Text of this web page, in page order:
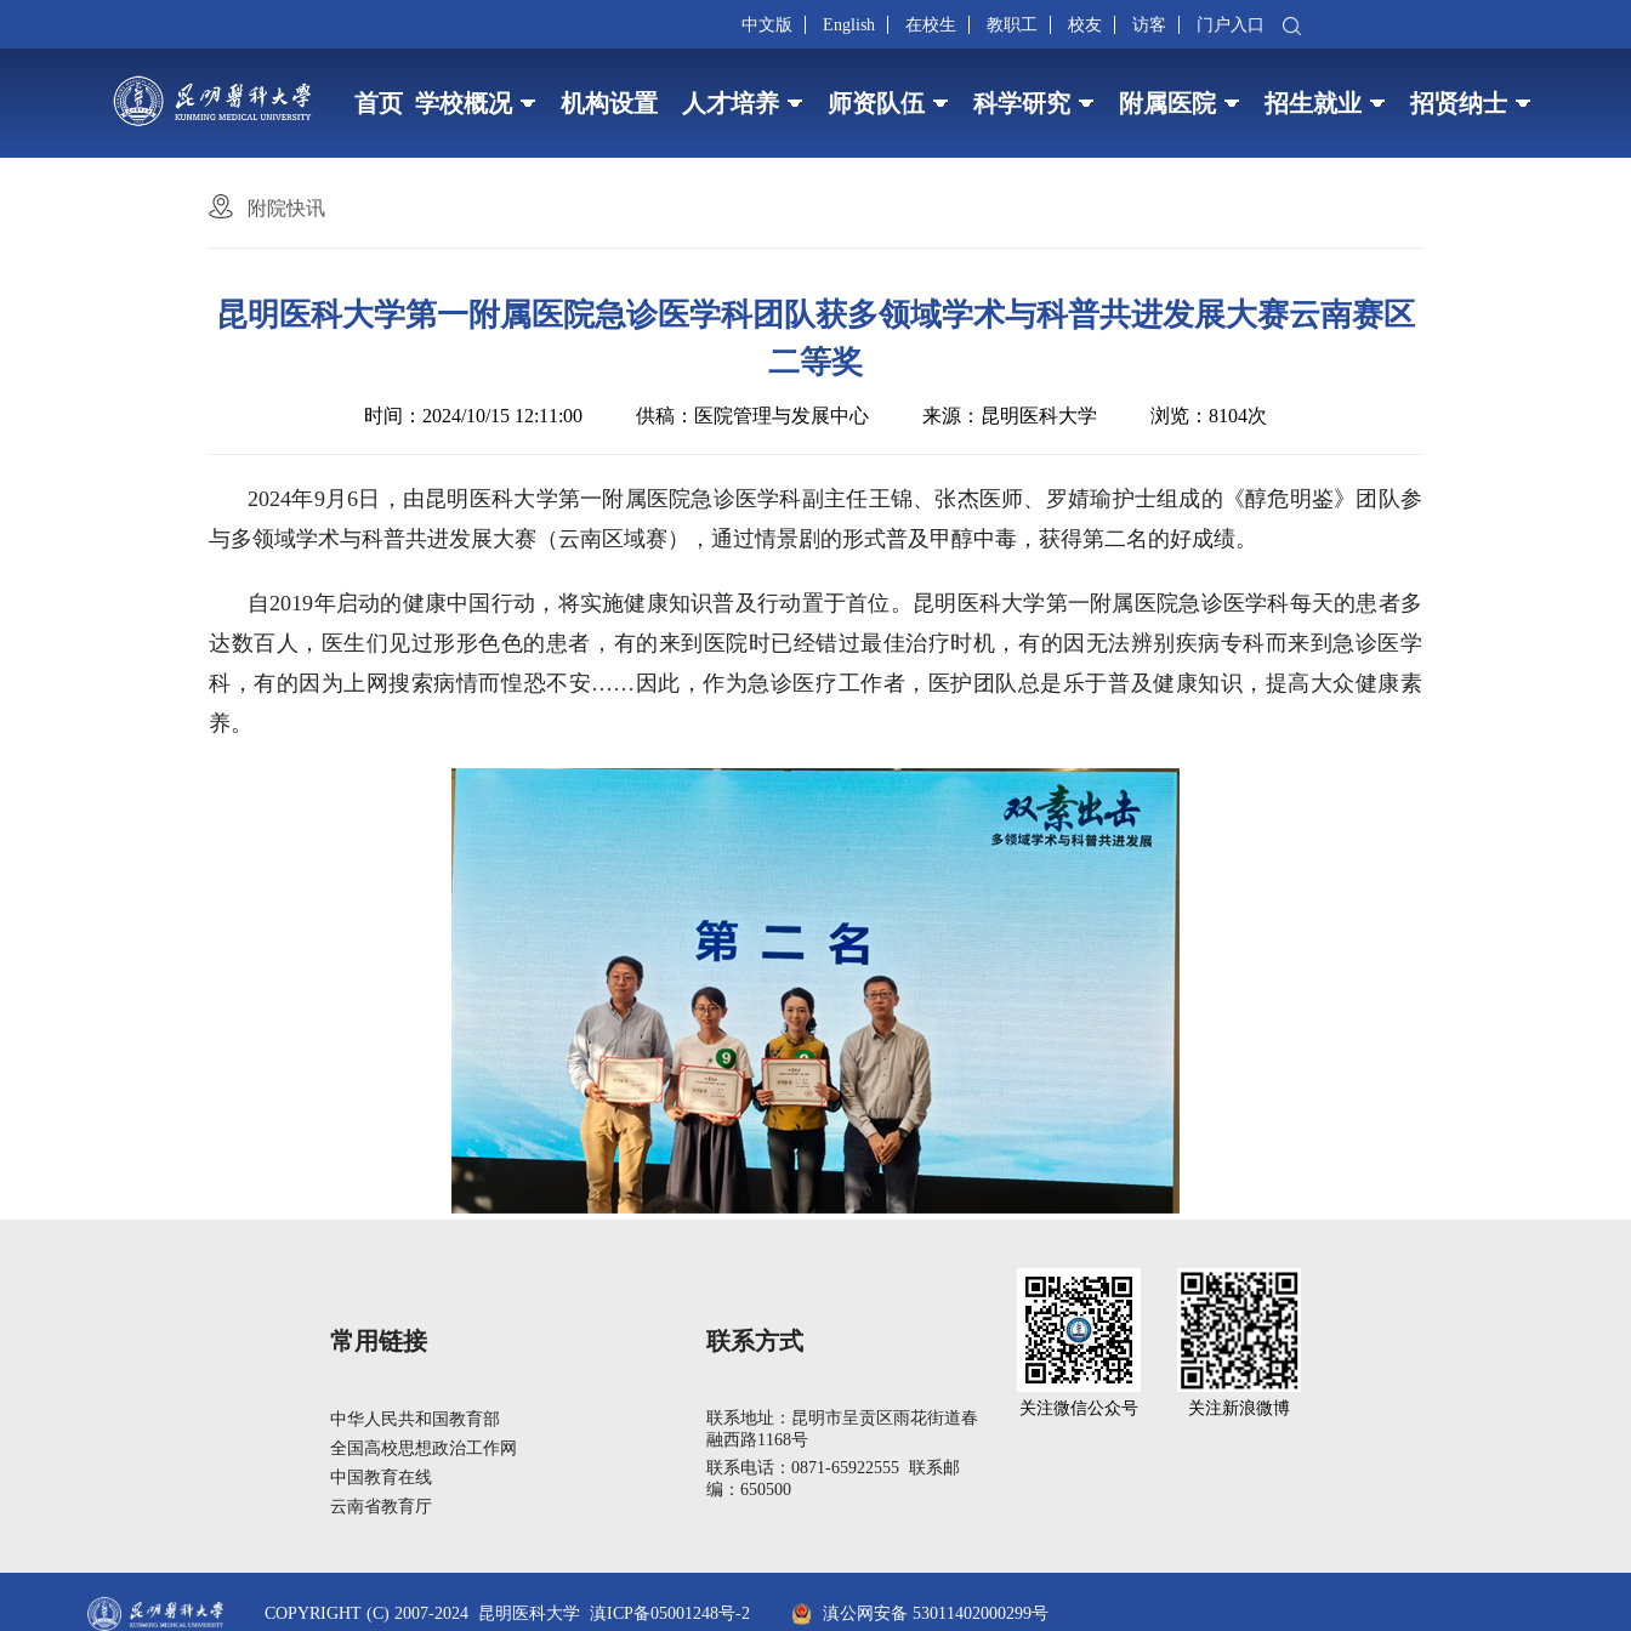
中文版 English 在校生 教职工 校友 访客 门户入口
首页 学校概况 机构设置 人才培养 师资队伍 科学研究 附属医院 招生就业 招贤纳士
附院快讯
昆明医科大学第一附属医院急诊医学科团队获多领域学术与科普共进发展大赛云南赛区
二等奖
时间：2024/10/15 12:11:00 供稿：医院管理与发展中心 来源：昆明医科大学 浏览：8104次
2024年9月6日，由昆明医科大学第一附属医院急诊医学科副主任王锦、张杰医师、罗婧瑜护士组成的《醇危明鉴》团队参
与多领域学术与科普共进发展大赛（云南区域赛），通过情景剧的形式普及甲醇中毒，获得第二名的好成绩。
自2019年启动的健康中国行动，将实施健康知识普及行动置于首位。 昆明医科大学第一附属医院急诊医学科每天的患者多
达数百人，医生们见过形形色色的患者，有的来到医院时已经错过最佳治疗时机，有的因无法辨别疾病专科而来到急诊医学
科，有的因为上网搜索病情而惶恐不安……因此，作为急诊医疗工作者，医护团队总是乐于普及健康知识，提高大众健康素
养。
常用链接
中华人民共和国教育部
全国高校思想政治工作网
中国教育在线
云南省教育厅
联系方式
联系地址：昆明市呈贡区雨花街道春
融西路1168号
联系电话：0871-65922555 联系邮
编：650500
关注微信公众号 关注新浪微博
COPYRIGHT (C) 2007-2024 昆明医科大学 滇ICP备05001248号-2 滇公网安备 53011402000299号